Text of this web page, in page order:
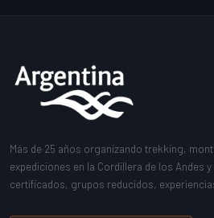
Más de 25 años organizando trekking,
expediciones en la Cordillera de los Andes
certificados, grupos reducidos,